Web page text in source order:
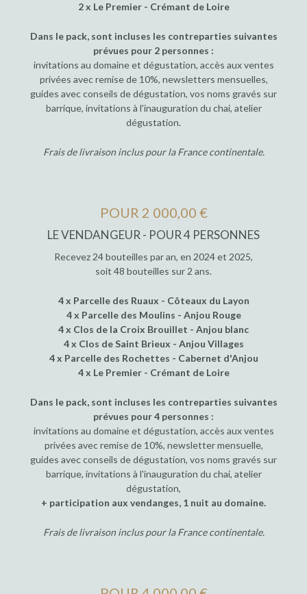
2 x Le Premier - Crémant de Loire
Dans le pack, sont incluses les contreparties suivantes
prévues pour 2 personnes :
invitations au domaine et dégustation, accès aux ventes
privées avec remise de 10%, newsletters mensuelles,
guides avec conseils de dégustation, vos noms gravés sur
barrique, invitations à l'inauguration du chai, atelier
dégustation.
Frais de livraison inclus pour la France continentale.
POUR 2 000,00 €
LE VENDANGEUR - POUR 4 PERSONNES
Recevez 24 bouteilles par an, en 2024 et 2025,
soit 48 bouteilles sur 2 ans.
4 x Parcelle des Ruaux - Côteaux du Layon
4 x Parcelle des Moulins - Anjou Rouge
4 x Clos de la Croix Brouillet - Anjou blanc
4 x Clos de Saint Brieux - Anjou Villages
4 x Parcelle des Rochettes - Cabernet d'Anjou
4 x Le Premier - Crémant de Loire
Dans le pack, sont incluses les contreparties suivantes
prévues pour 4 personnes :
invitations au domaine et dégustation, accès aux ventes
privées avec remise de 10%, newsletter mensuelle,
guides avec conseils de dégustation, vos noms gravés sur
barrique, invitations à l'inauguration du chai, atelier
dégustation,
+ participation aux vendanges, 1 nuit au domaine.
Frais de livraison inclus pour la France continentale.